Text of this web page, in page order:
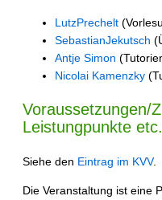
LutzPrechelt
SebastianJekutsch
Antje Simon
Nicolai Kamenzky
Voraussetzungen/
Leistungpunkte etc.
Siehe den Eintrag im KVV.
Die Veranstaltung ist eine